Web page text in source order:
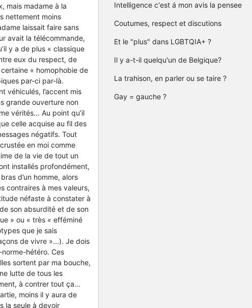
mais madame à la
nettement moins
laissait faire sans
avait la télécommande,
y a de plus « classique
eux du respect, de
certaine « homophobie de
par-ci par-là.
véhiculés, l’accent mis
grande ouverture non
vérités… Au point qu’il
celle acquise au fil des
négatifs. Tout
en moi comme
de la vie de tout un
installés profondément,
d’un homme, alors
contraires à mes valeurs,
néfaste à constater à
son absurdité et de son
» ou « très « efféminé
que je sais
de vivre »...). Je dois
hétéro. Ces
sortent par ma bouche,
lutte de tous les
à contrer tout ça…
moins il y aura de
la seule à devoir
Intelligence c'est á mon avis la pensee
Coutumes, respect et discutions
Et le "plus" dans LGBTQIA+ ?
Il y a-t-il quelqu'un de Belgique?
La trahison, en parler ou se taire ?
Gay = gauche ?